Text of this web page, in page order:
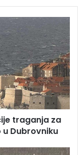
traganja za
u Dubrovniku